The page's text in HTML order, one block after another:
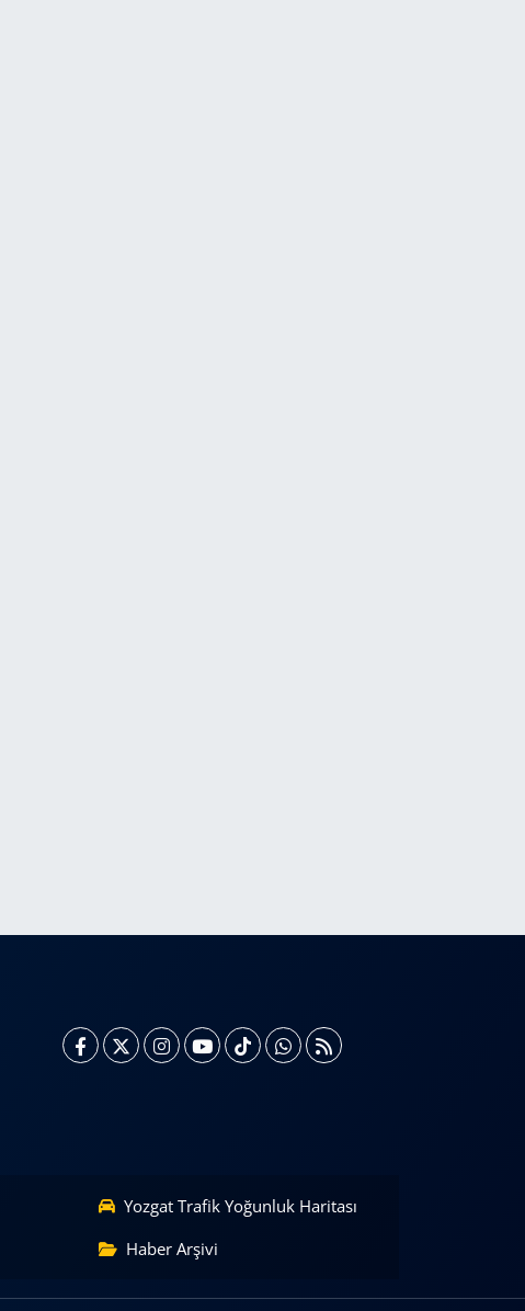
Yozgat Trafik Yoğunluk Haritası
Haber Arşivi